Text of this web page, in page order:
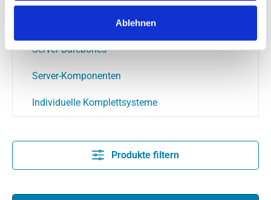
Ablehnen
Server-Barebones
Server-Komponenten
Individuelle Komplettsysteme
Produkte filtern